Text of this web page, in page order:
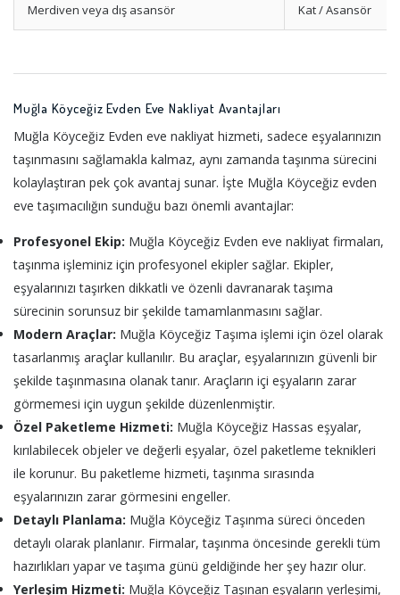
Merdiven veya dış asansör Kat / Asansör
Muğla Köyceğiz Evden Eve Nakliyat Avantajları
Muğla Köyceğiz Evden eve nakliyat hizmeti, sadece eşyalarınızın
taşınmasını sağlamakla kalmaz, aynı zamanda taşınma sürecini
kolaylaştıran pek çok avantaj sunar. İşte Muğla Köyceğiz evden
eve taşımacılığın sunduğu bazı önemli avantajlar:
Profesyonel Ekip: Muğla Köyceğiz Evden eve nakliyat firmaları,
taşınma işleminiz için profesyonel ekipler sağlar. Ekipler,
eşyalarınızı taşırken dikkatli ve özenli davranarak taşıma
sürecinin sorunsuz bir şekilde tamamlanmasını sağlar.
Modern Araçlar: Muğla Köyceğiz Taşıma işlemi için özel olarak
tasarlanmış araçlar kullanılır. Bu araçlar, eşyalarınızın güvenli bir
şekilde taşınmasına olanak tanır. Araçların içi eşyaların zarar
görmemesi için uygun şekilde düzenlenmiştir.
Özel Paketleme Hizmeti: Muğla Köyceğiz Hassas eşyalar,
kırılabilecek objeler ve değerli eşyalar, özel paketleme teknikleri
ile korunur. Bu paketleme hizmeti, taşınma sırasında
eşyalarınızın zarar görmesini engeller.
Detaylı Planlama: Muğla Köyceğiz Taşınma süreci önceden
detaylı olarak planlanır. Firmalar, taşınma öncesinde gerekli tüm
hazırlıkları yapar ve taşıma günü geldiğinde her şey hazır olur.
Yerleşim Hizmeti: Muğla Köyceğiz Taşınan eşyaların yerleşimi,